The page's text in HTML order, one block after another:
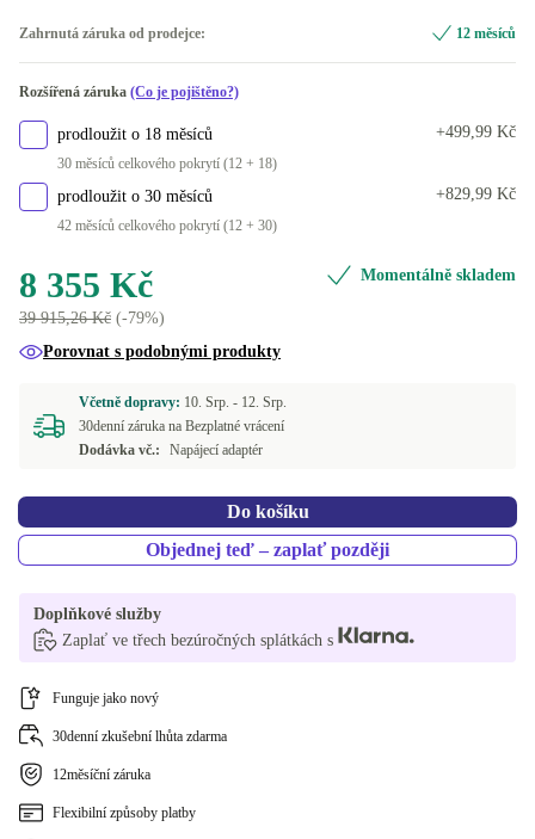
250 GB
480 GB
500 GB -186 Kč
1000 GB
IT (QWERTY)
BE (AZERTY)
DK (QWERTY)
ND (QWERTY)
CZ (QWERTZ)
PT (QWERTY)
HU (QWERTZ)
PL (QWERTY)
SI (QWERTZ)
NL (QWERTY)
+1 570 Kč
Zahrnutá záruka od prodejce: 12 měsíců
Rozšířená záruka (Co je pojištěno?)
prodloužit o 18 měsíců
30 měsíců celkového pokrytí (12 + 18)
+499,99 Kč
prodloužit o 30 měsíců
42 měsíců celkového pokrytí (12 + 30)
+829,99 Kč
8 355 Kč
39 915,26 Kč (-79%)
Momentálně skladem
Porovnat s podobnými produkty
Včetně dopravy: 10. Srp. - 12. Srp.
30denní záruka na Bezplatné vrácení
Dodávka vč.:
Napájecí adaptér
Do košíku
Objednej teď – zaplať později
Doplňkové služby
Zaplať ve třech bezúročných splátkách s
Funguje jako nový
30denní zkušební lhůta zdarma
12měsíční záruka
Flexibilní způsoby platby